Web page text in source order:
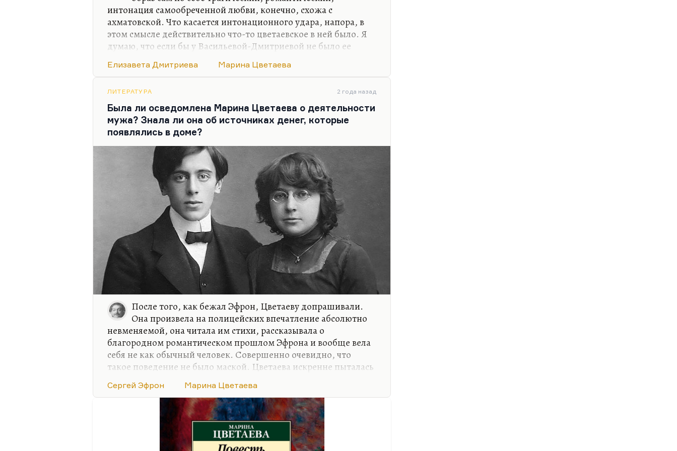
интонация самообреченной любви, конечно, схожа с
ахматовской. Что касается интонационного удара, напора, в
этом смысле действительно что-то цветаевское в ней было. Я
думаю, что если бы у Васильевой-Дмитриевой не было ее
писать о себе, она была бы поэтом, может быть, как минимум
Но в силу долгой болезни, необходимости значительную часть
детства провести просто в неподвижности, отвращения к
собственной внешности и биографии она была таким
человеком, который…
Елизавета Дмитриева Марина Цветаева
ЛИТЕРАТУРА 2 года назад
Была ли осведомлена Марина Цветаева о деятельности
мужа? Знала ли она об источниках денег, которые
появлялись в доме?
После того, как бежал Эфрон, Цветаеву допрашивали.
Она произвела на полицейских впечатление абсолютно
невменяемой, она читала им стихи, рассказывала о
благородном романтическом прошлом Эфрона и вообще вела
себя не как обычный человек. Совершенно очевидно, что
такое поведение не было маской. Цветаева искренне пыталась
письме Берии искренне пыталась объяснить, что она прожила
с ним тридцать лет и лучшего человека не встретила.
Я не думаю, что она знала о масштабе его участия в «Союзе
возвращения на родину». Она была абсолютно в курсе его
убеждений, его сменовеховства, евразийства, его уверенности
Сергей Эфрон Марина Цветаева